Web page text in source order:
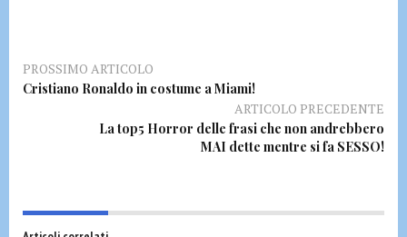
PROSSIMO ARTICOLO
Cristiano Ronaldo in costume a Miami!
ARTICOLO PRECEDENTE
La top5 Horror delle frasi che non andrebbero
MAI dette mentre si fa SESSO!